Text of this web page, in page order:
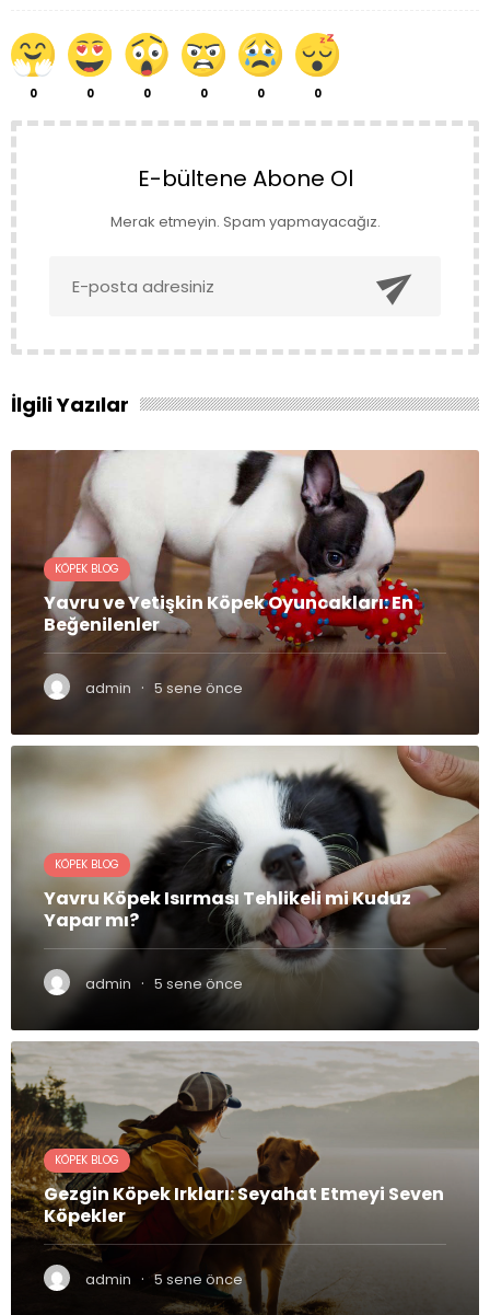
0 0 0 0 0 0
E-bültene Abone Ol
Merak etmeyin. Spam yapmayacağız.

İlgili Yazılar
KÖPEK BLOG
Yavru ve Yetişkin Köpek Oyuncakları: En
Beğenilenler
admin · 5 sene önce
KÖPEK BLOG
Yavru Köpek Isırması Tehlikeli mi Kuduz
Yapar mı?
admin · 5 sene önce
KÖPEK BLOG
Gezgin Köpek Irkları: Seyahat Etmeyi Seven
Köpekler
admin · 5 sene önce